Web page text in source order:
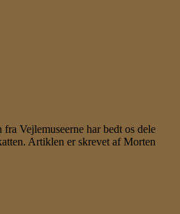
Vejlemuseerne har bedt os dele
Artiklen er skrevet af Morten